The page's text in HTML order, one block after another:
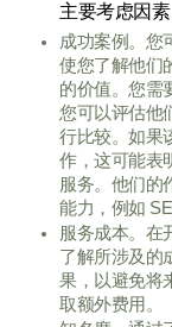
主要考虑因
成功案例。您
使您了解他们
的价值。您需
您可以评估他
行比较。如果
作，这可能表
服务。他们的
能力，例如
服务成本。在
了解所涉及的
果，以避免将
取额外费用。